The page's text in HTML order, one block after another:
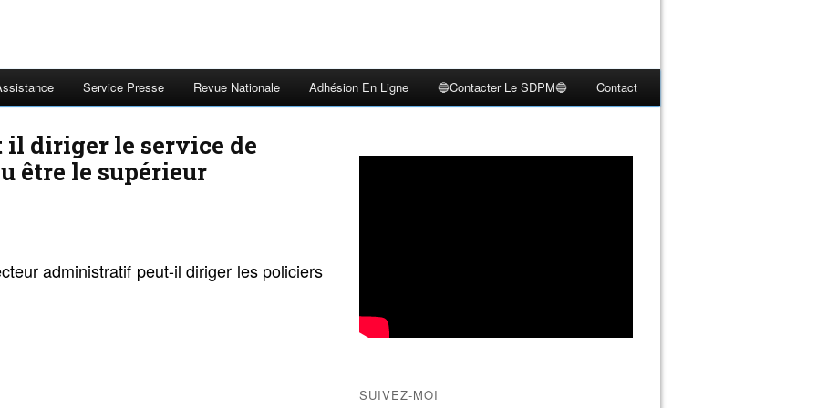
Service Presse Revue Nationale Adhésion En Ligne 🔵Contacter Le SDPM🔵 Contact
il diriger le service de
être le supérieur
administratif peut-il diriger les policiers
SUIVEZ-MOI